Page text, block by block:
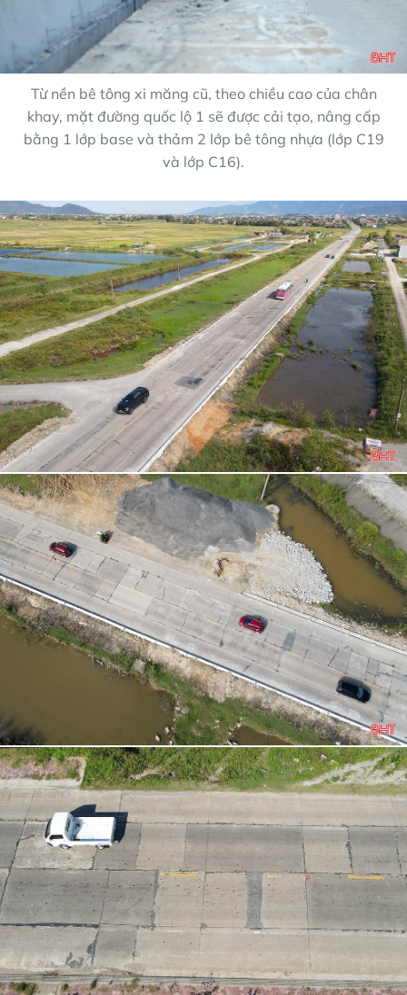
Từ nền bê tông xi măng cũ, theo chiều cao của chân
khay, mặt đường quốc lộ 1 sẽ được cải tạo, nâng cấp
bằng 1 lớp base và thảm 2 lớp bê tông nhựa (lớp C19
và lớp C16).